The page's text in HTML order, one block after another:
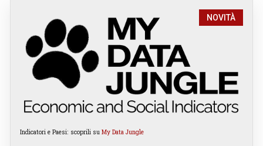
NOVITÀ
Indicatori e Paesi: scoprili su My Data Jungle